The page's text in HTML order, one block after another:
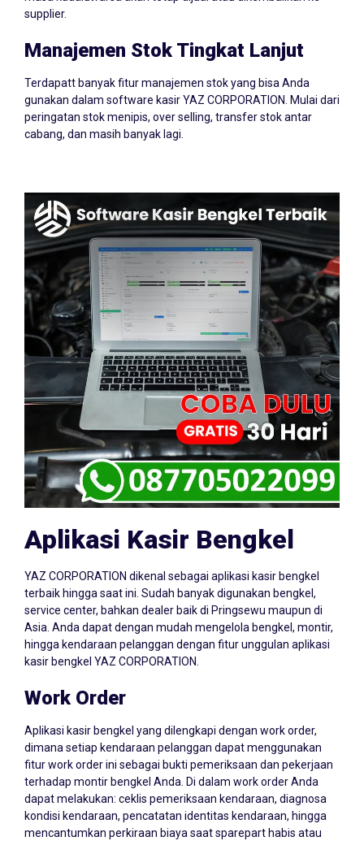
supplier.
Manajemen Stok Tingkat Lanjut
Terdapatt banyak fitur manajemen stok yang bisa Anda
gunakan dalam software kasir YAZ CORPORATION. Mulai dari
peringatan stok menipis, over selling, transfer stok antar
cabang, dan masih banyak lagi.
Aplikasi Kasir Bengkel
YAZ CORPORATION dikenal sebagai aplikasi kasir bengkel
terbaik hingga saat ini. Sudah banyak digunakan bengkel,
service center, bahkan dealer baik di Pringsewu maupun di
Asia. Anda dapat dengan mudah mengelola bengkel, montir,
hingga kendaraan pelanggan dengan fitur unggulan aplikasi
kasir bengkel YAZ CORPORATION.
Work Order
Aplikasi kasir bengkel yang dilengkapi dengan work order,
dimana setiap kendaraan pelanggan dapat menggunakan
fitur work order ini sebagai bukti pemeriksaan dan pekerjaan
terhadap montir bengkel Anda. Di dalam work order Anda
dapat melakukan: ceklis pemeriksaan kendaraan, diagnosa
kondisi kendaraan, pencatatan identitas kendaraan, hingga
mencantumkan perkiraan biaya saat sparepart habis atau